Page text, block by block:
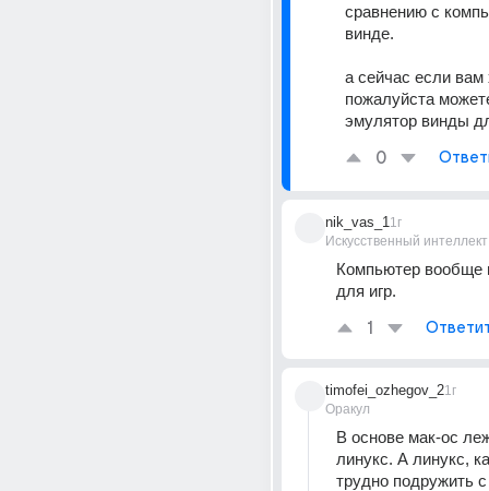
сравнению с
винде.
а сейчас если вам
пожалуйста
эмулятор винды
0
nik_vas_1
Искусственный интеллект
1г
Компьютер вообще
для игр.
1
timofei_ozhegov_2
Оракул
1г
В основе мак-ос
линукс. А линукс,
трудно подружить